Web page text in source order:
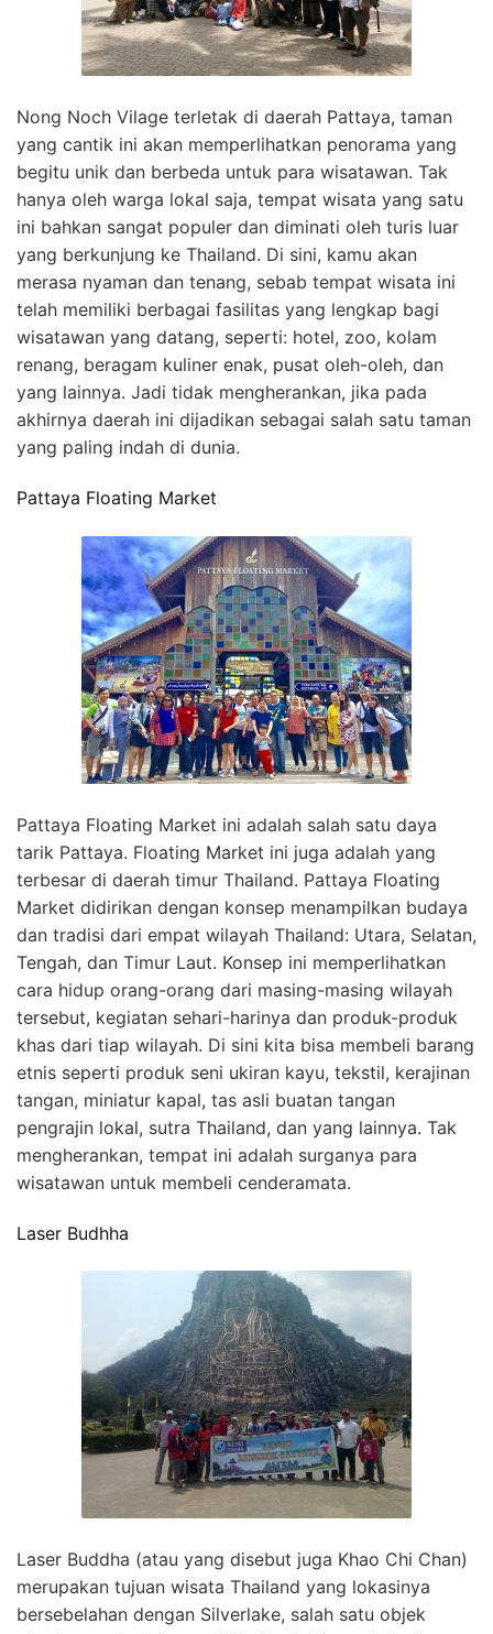
Nong Noch Vilage terletak di daerah Pattaya, taman
yang cantik ini akan memperlihatkan penorama yang
begitu unik dan berbeda untuk para wisatawan. Tak
hanya oleh warga lokal saja, tempat wisata yang satu
ini bahkan sangat populer dan diminati oleh turis luar
yang berkunjung ke Thailand. Di sini, kamu akan
merasa nyaman dan tenang, sebab tempat wisata ini
telah memiliki berbagai fasilitas yang lengkap bagi
wisatawan yang datang, seperti: hotel, zoo, kolam
renang, beragam kuliner enak, pusat oleh-oleh, dan
yang lainnya. Jadi tidak mengherankan, jika pada
akhirnya daerah ini dijadikan sebagai salah satu taman
yang paling indah di dunia.
Pattaya Floating Market
Pattaya Floating Market ini adalah salah satu daya
tarik Pattaya. Floating Market ini juga adalah yang
terbesar di daerah timur Thailand. Pattaya Floating
Market didirikan dengan konsep menampilkan budaya
dan tradisi dari empat wilayah Thailand: Utara, Selatan,
Tengah, dan Timur Laut. Konsep ini memperlihatkan
cara hidup orang-orang dari masing-masing wilayah
tersebut, kegiatan sehari-harinya dan produk-produk
khas dari tiap wilayah. Di sini kita bisa membeli barang
etnis seperti produk seni ukiran kayu, tekstil, kerajinan
tangan, miniatur kapal, tas asli buatan tangan
pengrajin lokal, sutra Thailand, dan yang lainnya. Tak
mengherankan, tempat ini adalah surganya para
wisatawan untuk membeli cenderamata.
Laser Budhha
Laser Buddha (atau yang disebut juga Khao Chi Chan)
merupakan tujuan wisata Thailand yang lokasinya
bersebelahan dengan Silverlake, salah satu objek